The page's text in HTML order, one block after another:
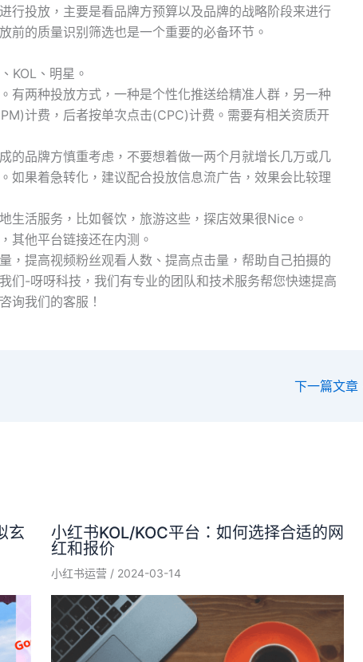
行投放，主要是看品牌方预算以及品牌的战略阶段来进行
前的质量识别筛选也是一个重要的必备环节。
KOL、明星。
有两种投放方式，一种是个性化推送给精准人群，另一种
计费，后者按单次点击(CPC)计费。需要有相关资质开
的品牌方慎重考虑，不要想着做一两个月就增长几万或几
如果着急转化，建议配合投放信息流广告，效果会比较理
生活服务，比如餐饮，旅游这些，探店效果很Nice。
其他平台链接还在内测。
，提高视频粉丝观看人数、提高点击量，帮助自己拍摄的
们-呀呀科技，我们有专业的团队和技术服务帮您快速提高
询我们的客服！
下一篇文章
玄
小红书KOL/KOC平台：如何选择合适的网
红和报价
小红书运营 / 2024-03-14